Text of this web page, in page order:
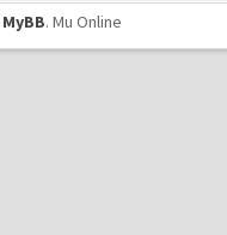
MyBB. Mu Online